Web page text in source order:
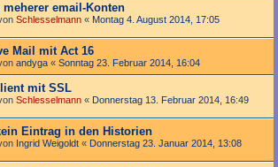
meherer email-Konten
Schlesselmann « Montag 4. August 2014, 17:05
Mail mit Act 16
andyga « Sonntag 23. Februar 2014, 16:04
mit SSL
Schlesselmann « Donnerstag 13. Februar 2014, 16:49
Eintrag in den Historien
Ingrid Weigoldt « Donnerstag 23. Januar 2014, 13:08